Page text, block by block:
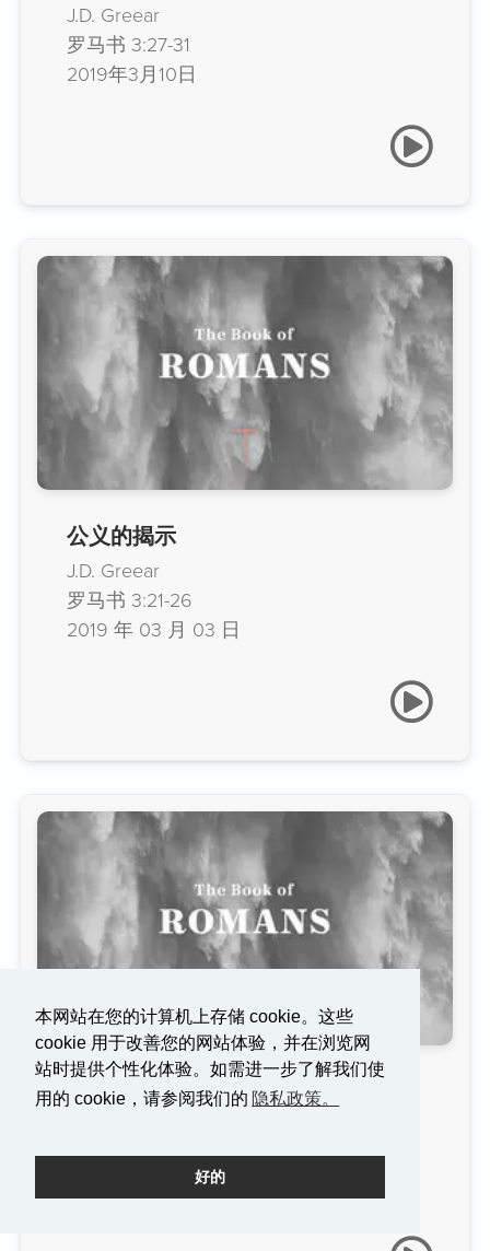
本网站在您的计算机上存储 cookie。这些
cookie 用于改善您的网站体验，并在浏览网
站时提供个性化体验。如需进一步了解我们使
用的 cookie，请参阅我们的 隐私政策。
好的
J.D. Greear
罗马书 3:27-31
2019年3月10日
公义的揭示
J.D. Greear
罗马书 3:21-26
2019 年 03 月 03 日
宗教--它有什么好处？
罗马书3:1-20